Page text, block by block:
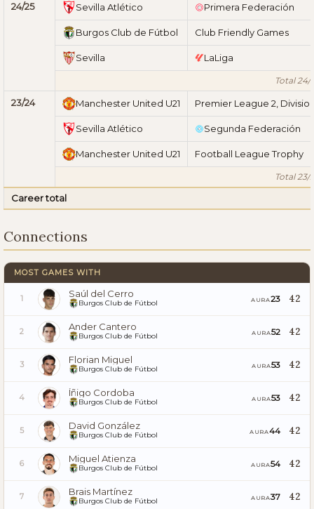
24/25 Sevilla Atlético Primera Federación
Burgos Club de Fútbol Club Friendly Games
Sevilla LaLiga
Total 24/
23/24 Manchester United U21 Premier League 2, Division
Sevilla Atlético Segunda Federación
Manchester United U21 Football League Trophy
Total 23/
Career total
Connections
MOST GAMES WITH
1 Saúl del Cerro
Burgos Club de Fútbol AURA23 42
2 Ander Cantero
Burgos Club de Fútbol AURA52 42
3 Florian Miguel
Burgos Club de Fútbol AURA53 42
4 Íñigo Cordoba
Burgos Club de Fútbol AURA53 42
5 David González
Burgos Club de Fútbol AURA44 42
6 Miguel Atienza
Burgos Club de Fútbol AURA54 42
7 Brais Martínez
Burgos Club de Fútbol AURA37 42